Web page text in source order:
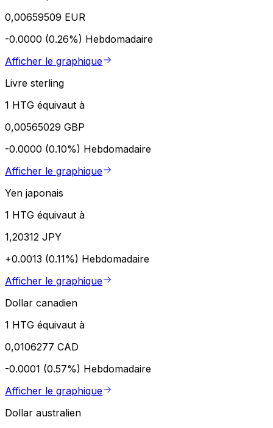
0,00659509 EUR
-0.0000 (0.26%) Hebdomadaire
Afficher le graphique
Livre sterling
1 HTG équivaut à
0,00565029 GBP
-0.0000 (0.10%) Hebdomadaire
Afficher le graphique
Yen japonais
1 HTG équivaut à
1,20312 JPY
+0.0013 (0.11%) Hebdomadaire
Afficher le graphique
Dollar canadien
1 HTG équivaut à
0,0106277 CAD
-0.0001 (0.57%) Hebdomadaire
Afficher le graphique
Dollar australien